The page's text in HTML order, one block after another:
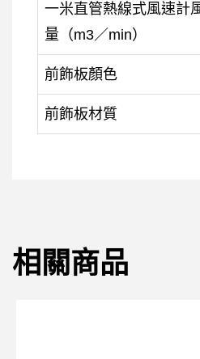
一米直管熱線式風速計
量（m3／min）
前飾板顏色
前飾板材質
相關商品